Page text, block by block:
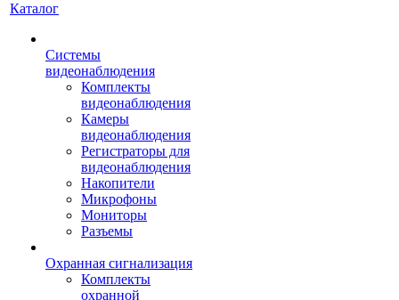
Каталог
Системы
видеонаблюдения
Комплекты
видеонаблюдения
Камеры
видеонаблюдения
Регистраторы для
видеонаблюдения
Накопители
Микрофоны
Мониторы
Разъемы
Охранная сигнализация
Комплекты
охранной